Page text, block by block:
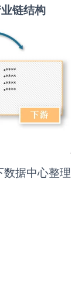
链结构
据中心整理